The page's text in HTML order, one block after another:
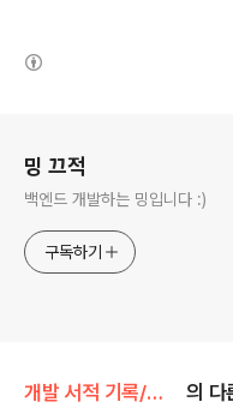
밍 끄적
백엔드 개발하는 밍입니다 :)
구독하기
개발 서적 기록/오브젝트_조영호 의 다